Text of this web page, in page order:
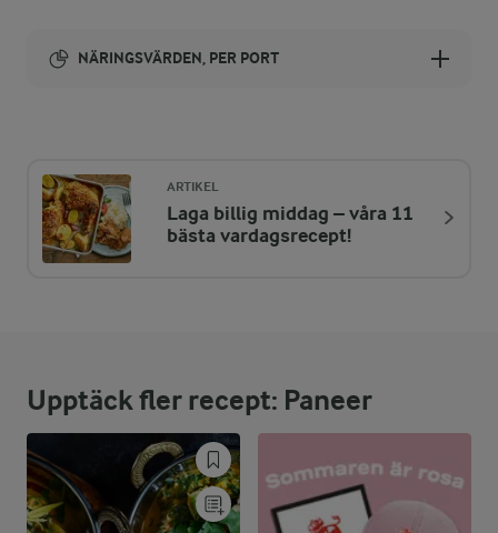
NÄRINGSVÄRDEN, PER PORT
ENERGIDISTRIBUTION %
NÄRINGSVÄRDEN PER PORT
Fett:
42,2 %
5,2 g
Kolhydrater:
ARTIKEL
Laga billig middag – våra 11
bästa vardagsrecept!
Upptäck fler recept: Paneer